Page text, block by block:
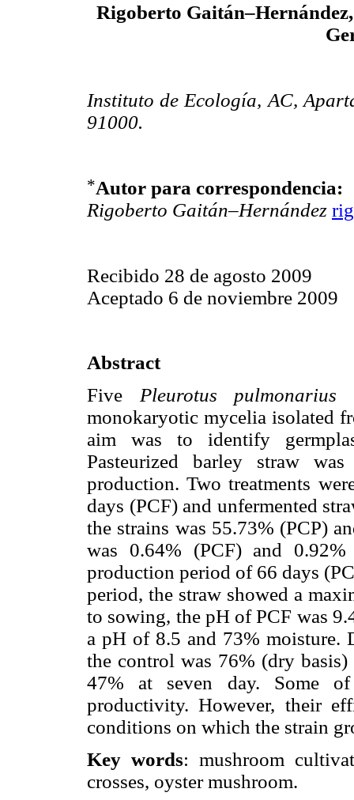
Rigoberto
Instituto de Ecología, AC,
91000.
*Autor para correspondencia:
Rigoberto Gaitán–Hernández
Recibido 28 de agosto 2009
Aceptado 6 de noviembre 2009
Abstract
Five Pleurotus pulmonarius
monokaryotic mycelia isolated
aim was to identify
Pasteurized barley straw
production. Two treatments
days (PCF) and unfermented
the strains was 55.73% (PCP)
was 0.64% (PCF) and
production period of 66 days
period, the straw showed a
to sowing, the pH of PCF was
a pH of 8.5 and 73%
the control was 76% (dry
47% at seven day. Some of
productivity. However, their
conditions on which the strain
Key words: mushroom
crosses, oyster mushroom.